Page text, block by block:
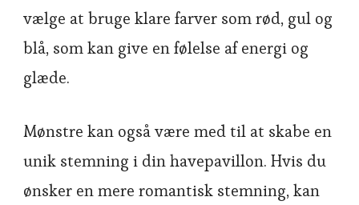
vælge at bruge klare farver som rød, gul og
blå, som kan give en følelse af energi og
glæde.
Mønstre kan også være med til at skabe en
unik stemning i din havepavillon. Hvis du
ønsker en mere romantisk stemning, kan